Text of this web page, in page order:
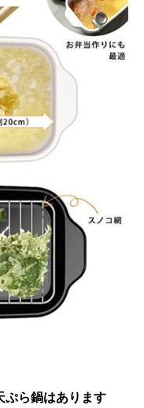
ぷら鍋はあります